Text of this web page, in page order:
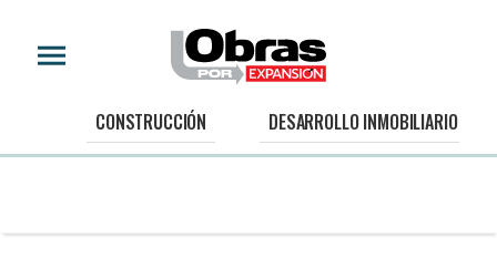
CONSTRUCCIÓN DESARROLLO INMOBILIARIO